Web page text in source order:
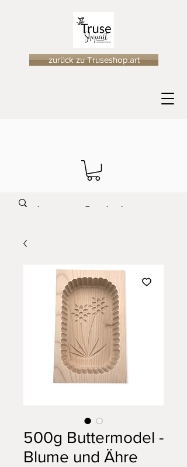
zurück zu Truseshop.art
500g Buttermodel -
Blume und Ähre